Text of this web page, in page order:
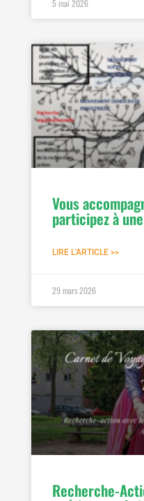
5 mai 2026
Vous
participez à
LIRE L'ARTICLE >>
29 mars 2026
Recherche-